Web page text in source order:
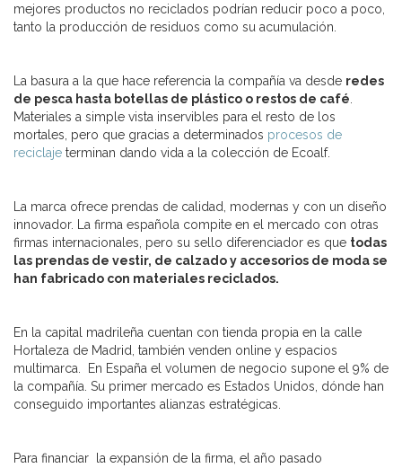
mejores productos no reciclados podrían reducir poco a poco,
tanto la producción de residuos como su acumulación.
La basura a la que hace referencia la compañía va desde redes
de pesca hasta botellas de plástico o restos de café
Materiales a simple vista inservibles para el resto de los
mortales, pero que gracias a determinados procesos de
reciclaje terminan dando vida a la colección de Ecoalf.
La marca ofrece prendas de calidad, modernas y con un diseño
innovador. La firma española compite en el mercado con otras
firmas internacionales, pero su sello diferenciador es que todas
las prendas de vestir, de calzado y accesorios de moda se
han fabricado con materiales reciclados.
En la capital madrileña cuentan con tienda propia en la calle
Hortaleza de Madrid, también venden online y espacios
multimarca. En España el volumen de negocio supone el 9% de
la compañía. Su primer mercado es Estados Unidos, dónde han
conseguido importantes alianzas estratégicas.
Para financiar la expansión de la firma, el año pasado